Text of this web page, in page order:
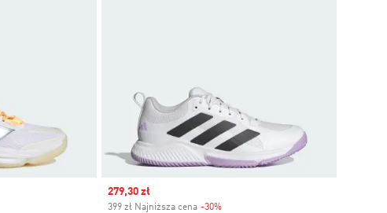
Sale price
279,30 zł
399 zł Najniższa cena -30%Discount